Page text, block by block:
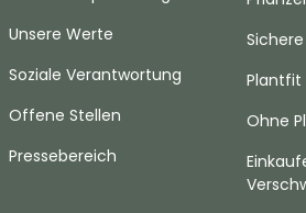
Unsere Werte
Soziale Verantwortung
Offene Stellen
Pressebereich
Plantfit
Ohne